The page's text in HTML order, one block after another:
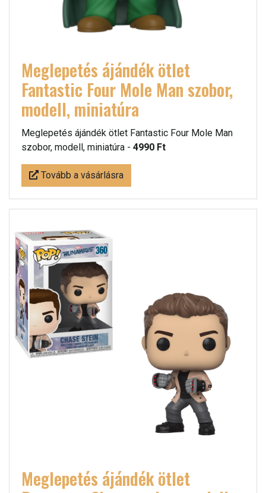
Meglepetés ájándék ötlet
Fantastic Four Mole Man szobor,
modell, miniatúra
Meglepetés ájándék ötlet Fantastic Four Mole Man
szobor, modell, miniatúra - 4990 Ft
Tovább a vásárlásra
Meglepetés ájándék ötlet